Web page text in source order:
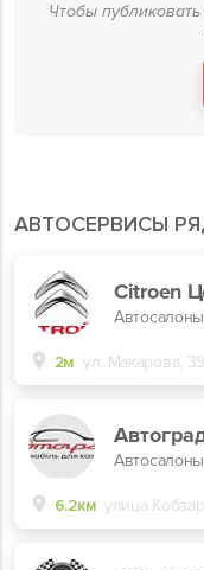
АВТОСЕРВИСЫ
Citroen
Автосалоны
2м ул. Макарова, 39
Автосалоны
6.2км улица
Чтобы